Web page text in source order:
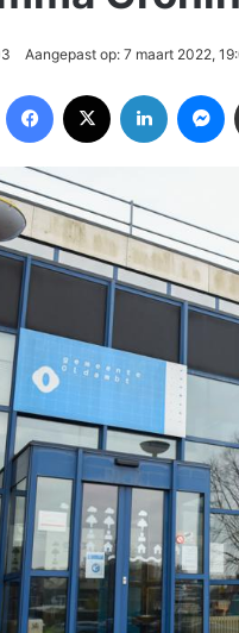
Aangepast op: 7 maart 2022,